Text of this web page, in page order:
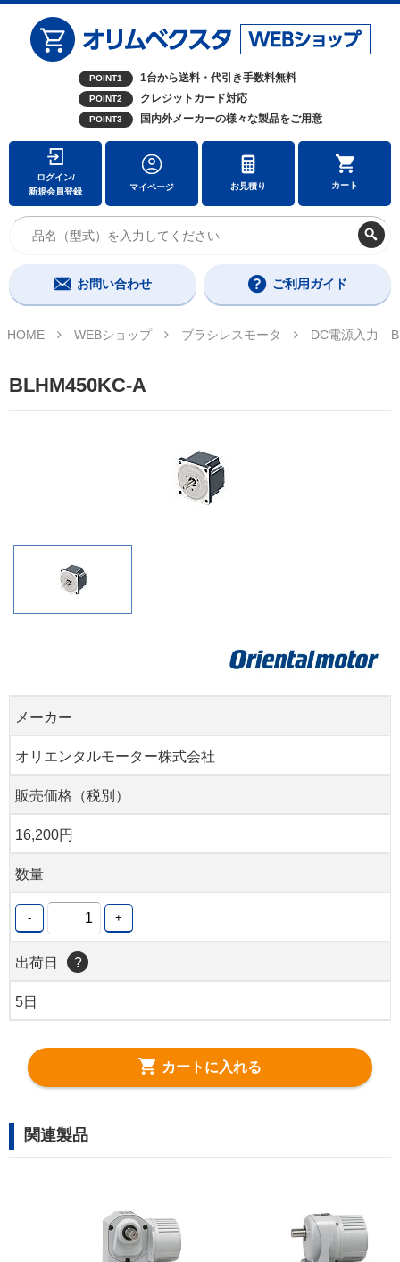
POINT1 1台から送料・代引き手数料無料
POINT2 クレジットカード対応
POINT3 国内外メーカーの様々な製品をご用意
ログイン/
新規会員登録
マイページ お見積り カート
お問い合わせ ご利用ガイド
HOME WEBショップ ブラシレスモータ DC電源入力
BLHM450KC-A
メーカー
オリエンタルモーター株式会社
販売価格（税別）
16,200円
数量
- +
出荷日 ?
5日
カートに入れる
関連製品